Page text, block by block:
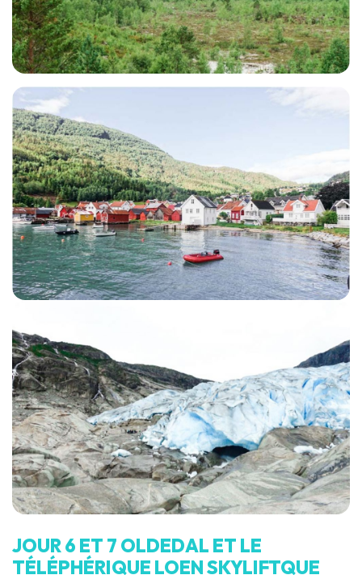
JOUR 6 ET 7 OLDEDAL ET LE
TÉLÉPHÉRIQUE LOEN SKYLIFTQUE